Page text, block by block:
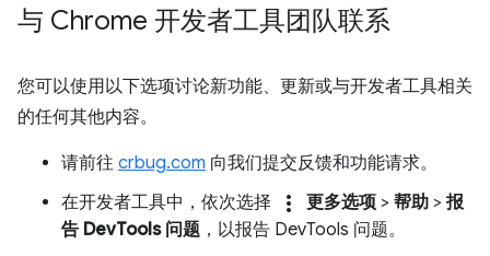
与 Chrome 开发者工具团队联系
您可以使用以下选项讨论新功能、更新或与开发者工具相关
的任何其他内容。
请前往 crbug.com 向我们提交反馈和功能请求。
在开发者工具中，依次选择
more_vert 更多选项 > 帮助 > 报
告 DevTools 问题 ，以报告 DevTools 问题。